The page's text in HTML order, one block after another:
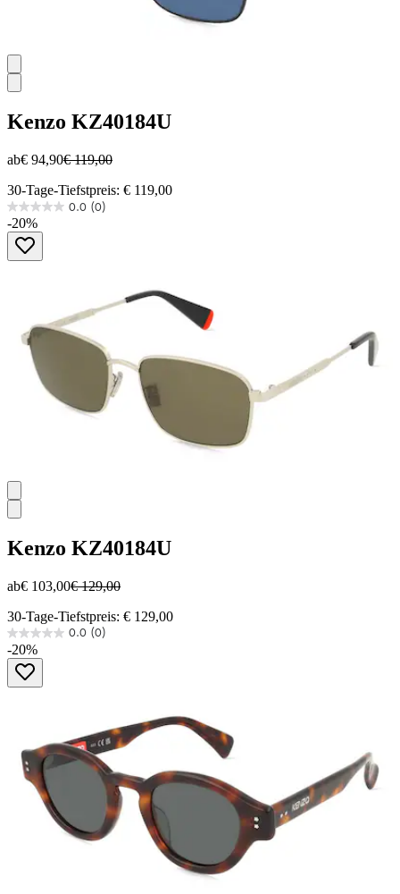
Kenzo KZ40184U
ab€ 94,90€ 119,00
30-Tage-Tiefstpreis: € 119,00
0.0 (0)
0.0
von
Sternen.
-20%
Kenzo KZ40184U
ab€ 103,00€ 129,00
30-Tage-Tiefstpreis: € 129,00
0.0 (0)
0.0
von
Sternen.
-20%